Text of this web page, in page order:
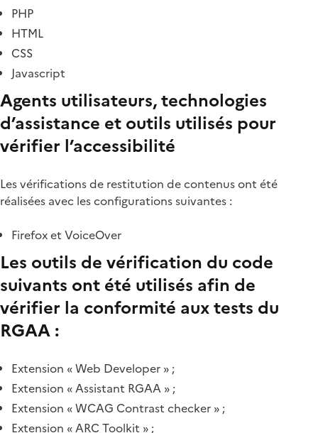
PHP
HTML
CSS
Javascript
Agents utilisateurs, technologies
d’assistance et outils utilisés pour
vérifier l’accessibilité
Les vérifications de restitution de contenus ont été
réalisées avec les configurations suivantes :
Firefox et VoiceOver
Les outils de vérification du code
suivants ont été utilisés afin de
vérifier la conformité aux tests du
RGAA :
Extension « Web Developer » ;
Extension « Assistant RGAA » ;
Extension « WCAG Contrast checker » ;
Extension « ARC Toolkit » ;